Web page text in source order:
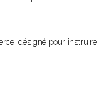
désigné pour instruire